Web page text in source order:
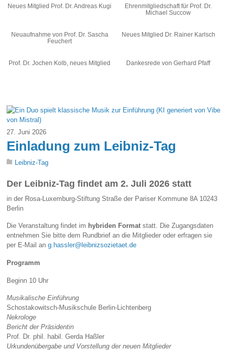
Neues Mitglied Prof. Dr. Andreas Kugi
Ehrenmitgliedschaft für Prof. Dr.
Michael Succow
Neuaufnahme von Prof. Dr. Sascha
Feuchert
Neues Mitglied Dr. Rainer Karlsch
Prof. Dr. Jochen Kolb, neues Mitglied Dankesrede von Gerhard Pfaff
27. Juni 2026
Einladung zum Leibniz-Tag
Leibniz-Tag
Der Leibniz-Tag findet am 2. Juli 2026 statt
in der Rosa-Luxemburg-Stiftung Straße der Pariser Kommune 8A 10243
Berlin
Die Veranstaltung findet im hybriden Format statt. Die Zugangsdaten
entnehmen Sie bitte dem Rundbrief an die Mitglieder oder erfragen sie
per E-Mail ang.hassler@leibnizsozietaet.de
Programm
Beginn 10 Uhr
Musikalische Einführung
Schostakowitsch-Musikschule Berlin-Lichtenberg
Nekrologe
Bericht der Präsidentin
Prof. Dr. phil. habil. Gerda Haßler
Urkundenübergabe und Vorstellung der neuen Mitglieder